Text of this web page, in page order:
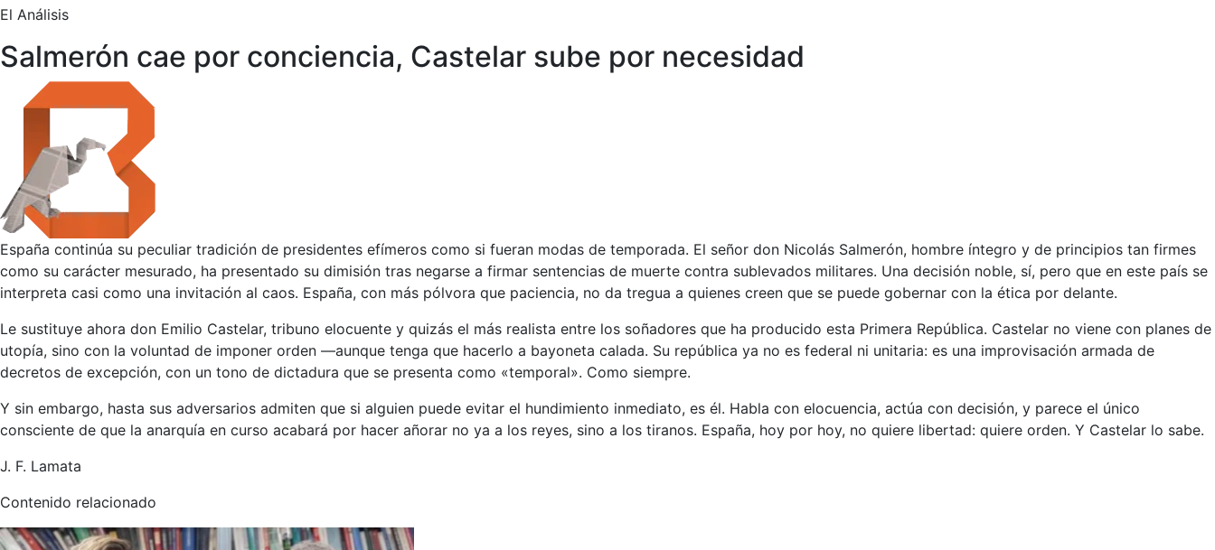
El Análisis
Salmerón cae por conciencia, Castelar sube por necesidad
España continúa su peculiar tradición de presidentes efímeros como si fueran modas de temporada. El señor don Nicolás Salmerón, hombre íntegro y de principios tan firmes
como su carácter mesurado, ha presentado su dimisión tras negarse a firmar sentencias de muerte contra sublevados militares. Una decisión noble, sí, pero que en este país se
interpreta casi como una invitación al caos. España, con más pólvora que paciencia, no da tregua a quienes creen que se puede gobernar con la ética por delante.
Le sustituye ahora don Emilio Castelar, tribuno elocuente y quizás el más realista entre los soñadores que ha producido esta Primera República. Castelar no viene con planes de
utopía, sino con la voluntad de imponer orden —aunque tenga que hacerlo a bayoneta calada. Su república ya no es federal ni unitaria: es una improvisación armada de
decretos de excepción, con un tono de dictadura que se presenta como «temporal». Como siempre.
Y sin embargo, hasta sus adversarios admiten que si alguien puede evitar el hundimiento inmediato, es él. Habla con elocuencia, actúa con decisión, y parece el único
consciente de que la anarquía en curso acabará por hacer añorar no ya a los reyes, sino a los tiranos. España, hoy por hoy, no quiere libertad: quiere orden. Y Castelar lo sabe.
J. F. Lamata
Contenido relacionado